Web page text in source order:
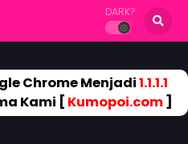
DARK?
Chrome Menjadi1.1.1.1
Kami [ Kumopoi.com]